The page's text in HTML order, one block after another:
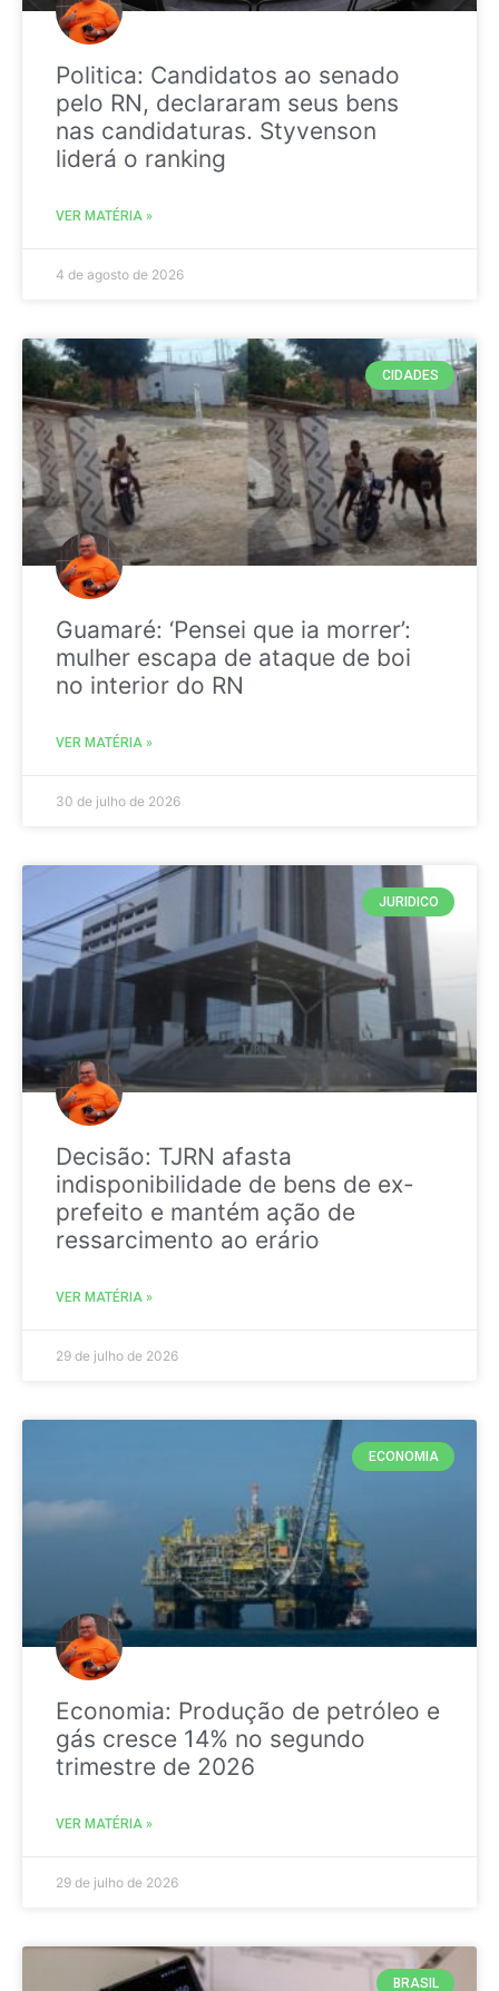
Politica: Candidatos ao senado
pelo RN, declararam seus bens
nas candidaturas. Styvenson
liderá o ranking
VER MATÉRIA »
4 de agosto de 2026
CIDADES
Guamaré: ‘Pensei que ia morrer’:
mulher escapa de ataque de boi
no interior do RN
VER MATÉRIA »
30 de julho de 2026
JURIDICO
Decisão: TJRN afasta
indisponibilidade de bens de ex-
prefeito e mantém ação de
ressarcimento ao erário
VER MATÉRIA »
29 de julho de 2026
ECONOMIA
Economia: Produção de petróleo e
gás cresce 14% no segundo
trimestre de 2026
VER MATÉRIA »
29 de julho de 2026
BRASIL